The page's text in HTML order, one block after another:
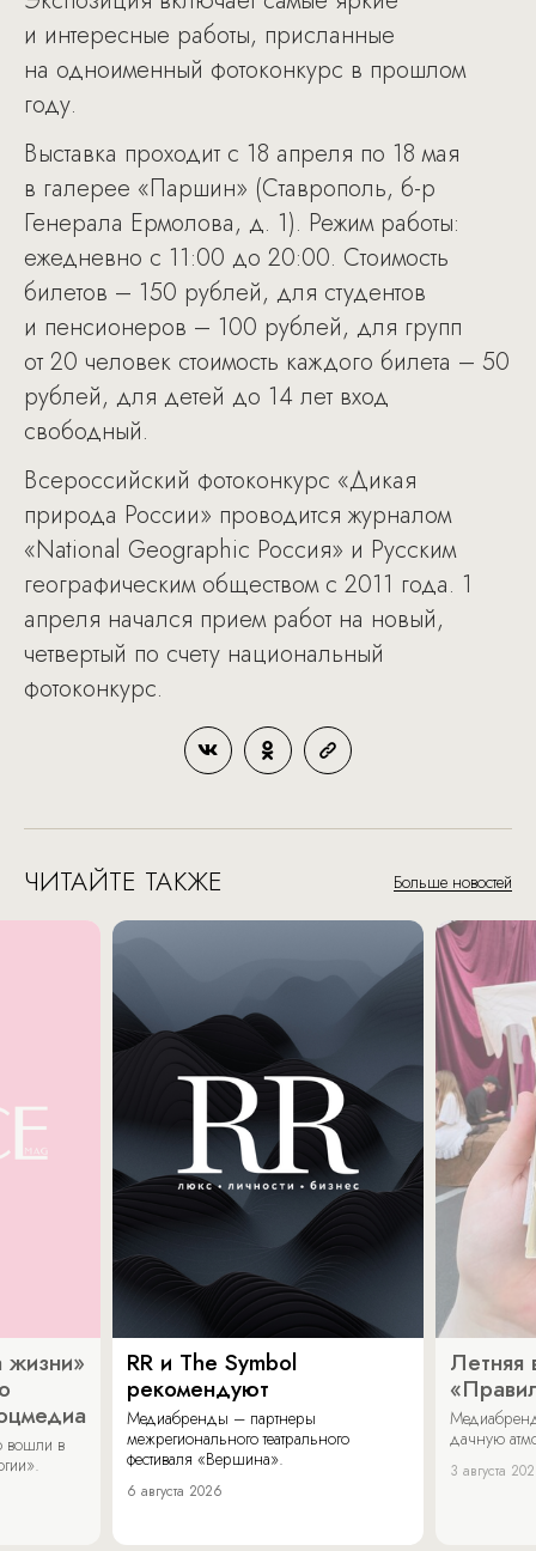
и интересные работы, присланные
на одноименный фотоконкурс в прошлом
году.
Выставка проходит с 18 апреля по 18 мая
в галерее «Паршин» (Ставрополь, б-р
Генерала Ермолова, д. 1). Режим работы:
ежедневно с 11:00 до 20:00. Стоимость
билетов – 150 рублей, для студентов
и пенсионеров – 100 рублей, для групп
от 20 человек стоимость каждого билета – 50
рублей, для детей до 14 лет вход
свободный.
Всероссийский фотоконкурс «Дикая
природа России» проводится журналом
«National Geographic Россия» и Русским
географическим обществом с 2011 года. 1
апреля начался прием работ на новый,
четвертый по счету национальный
фотоконкурс.
ЧИТАЙТЕ ТАКЖЕ Больше новостей
жизни»
вошли в
RR и The Symbol
рекомендуют
Медиабренды – партнеры
межрегионального театрального
фестиваля «Вершина».
6 августа 2026
Летняя
дачную
3 августа